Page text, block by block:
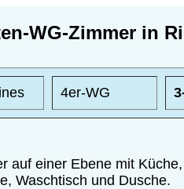
WG-Zimmer in
4er-WG
auf einer Ebene mit Küche,
Waschtisch und Dusche.